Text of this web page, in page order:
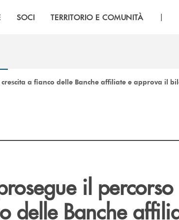
SOCI TERRITORIO E COMUNITÀ |
a fianco delle Banche affiliate e approva il
il
delle Banche